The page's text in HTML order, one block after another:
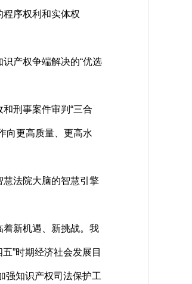
序权利和实体权
产权争端解决的“优选
刑事案件审判“三合
向更高质量、更高水
法院大脑的智慧引擎
新机遇、新挑战。我
”时期经济社会发展目
强知识产权司法保护工